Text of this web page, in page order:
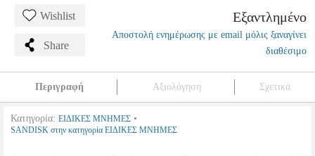
Wishlist
Share
Εξαντλημένο
Αποστολή ενημέρωσης με email μόλις ξαναγίνει
διαθέσιμο
Περιγραφή Αξιολόγηση Σχετικά
Κατηγορία: ΕΙΔΙΚΕΣ ΜΝΗΜΕΣ •
SANDISK στην κατηγορία ΕΙΔΙΚΕΣ ΜΝΗΜΕΣ